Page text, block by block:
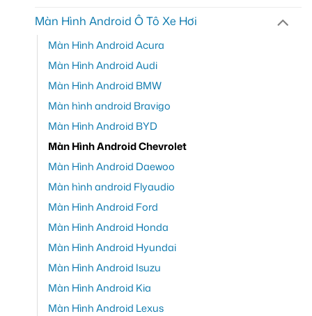
Màn Hình Android Ô Tô Xe Hơi
Màn Hình Android Acura
Màn Hình Android Audi
Màn Hình Android BMW
Màn hình android Bravigo
Màn Hình Android BYD
Màn Hình Android Chevrolet
Màn Hình Android Daewoo
Màn hình android Flyaudio
Màn Hình Android Ford
Màn Hình Android Honda
Màn Hình Android Hyundai
Màn Hình Android Isuzu
Màn Hình Android Kia
Màn Hình Android Lexus